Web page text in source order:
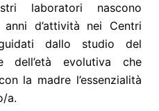
laboratori nascono
anni d’attività nei Centri
dallo studio del
dell’età evolutiva che
la madre l’essenzialità
a.